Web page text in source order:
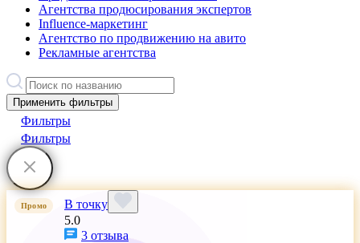
Агентства продюсирования экспертов
Influence-маркетинг
Агентство по продвижению на авито
Рекламные агентства
Применить фильтры
Фильтры
Фильтры
Промо
В точку
5.0
3 отзыва